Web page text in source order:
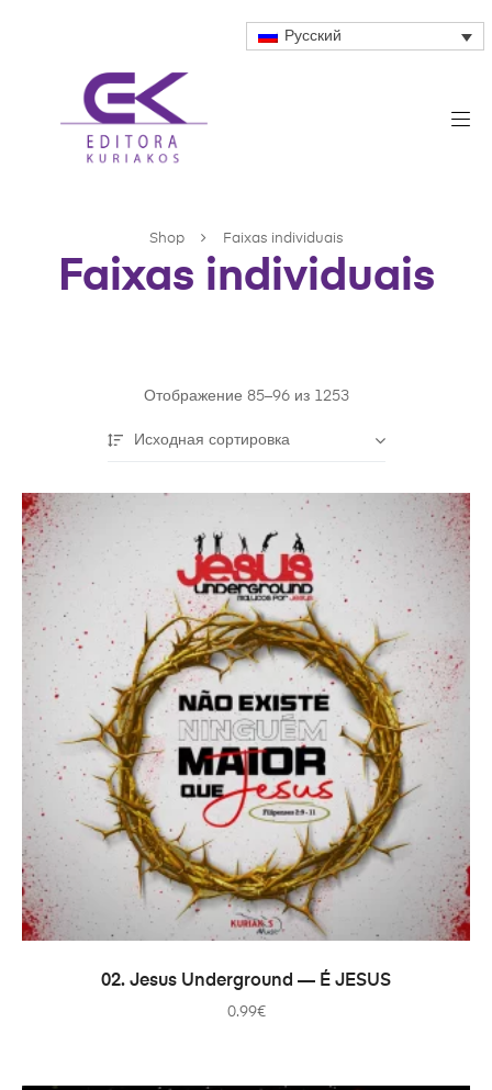
Русский
Shop Faixas individuais
Faixas individuais
Отображение 85–96 из 1253
Исходная сортировка
В КОРЗИНУ
02. Jesus Underground — É JESUS
0.99€